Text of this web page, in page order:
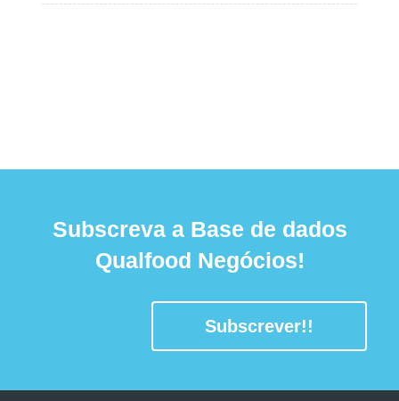
Subscreva a Base de dados
Qualfood Negócios!
Subscrever!!